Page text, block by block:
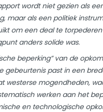
wordt niet gezien als
maar als een politiek
om een deal te
anders solide was.
beperking” van de
gebeurtenis past in een
westerse mogendheden,
werken aan het
en technologische